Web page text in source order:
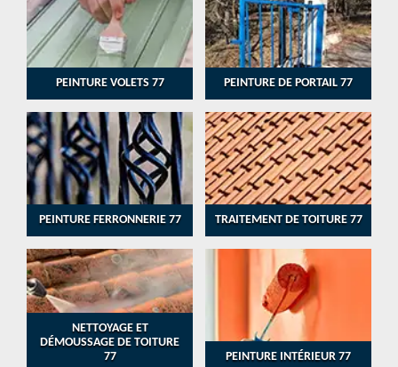
PEINTURE VOLETS 77 PEINTURE DE PORTAIL 77
PEINTURE FERRONNERIE 77 TRAITEMENT DE TOITURE 77
NETTOYAGE ET
DÉMOUSSAGE DE TOITURE
77
PEINTURE INTÉRIEUR 77